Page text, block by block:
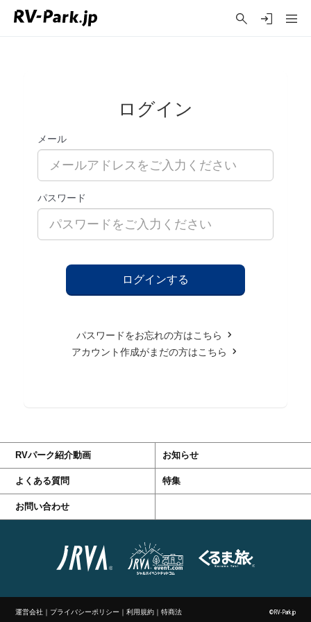
ログイン
メール
パスワード
パスワードをお忘れの方はこちら
アカウント作成がまだの方はこちら
RVパーク紹介動画 お知らせ
よくある質問 特集
お問い合わせ
運営会社 ｜ プライバシーポリシー ｜利用規約 ｜特商法 ©RV-Park.jp